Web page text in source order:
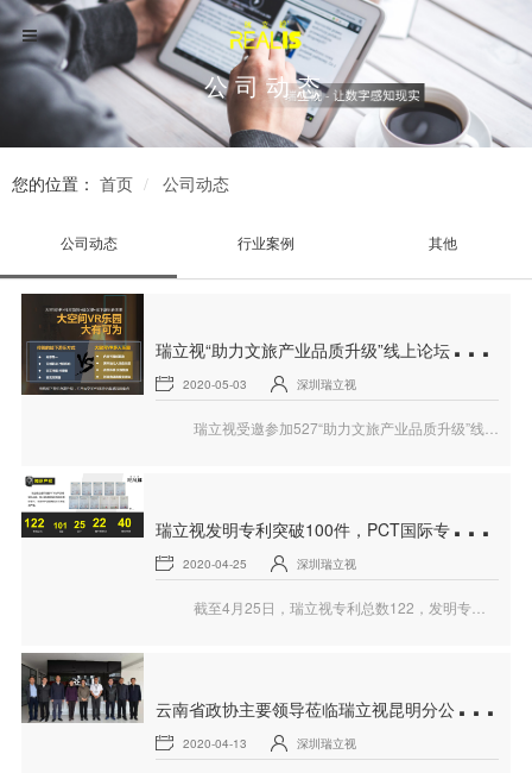
公司动态
您的位置： 首页 公司动态
公司动态 行业案例 其他
瑞
立视“助力文旅产业品质升级”线上论坛精彩回顾
2020-05-03 深圳瑞立视
瑞
立视发明专利突破100件，PCT国际专利达25件
2020-04-25 深圳瑞立视
云
南省政协主要领导莅临瑞立视昆明分公司考察调研
2020-04-13 深圳瑞立视